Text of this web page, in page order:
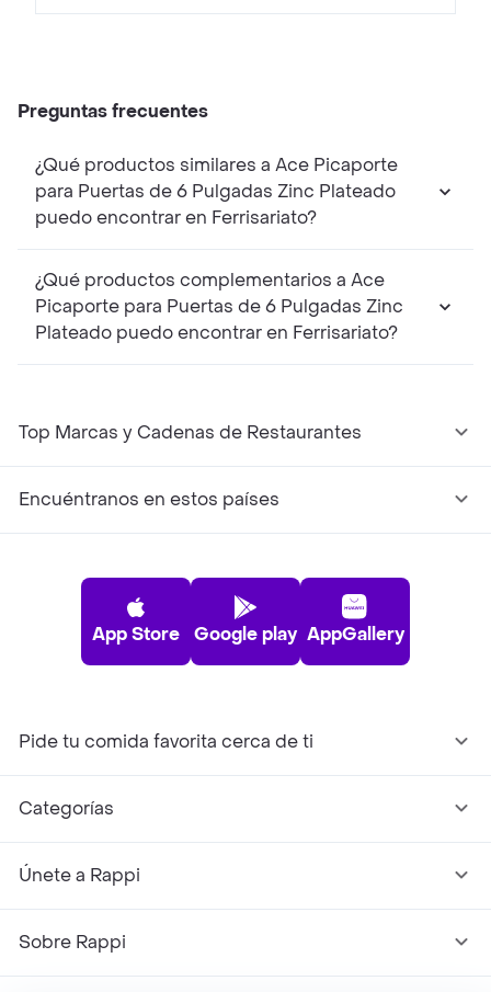
Preguntas frecuentes
¿Qué productos similares a Ace Picaporte
para Puertas de 6 Pulgadas Zinc Plateado
puedo encontrar en Ferrisariato?
¿Qué productos complementarios a Ace
Picaporte para Puertas de 6 Pulgadas Zinc
Plateado puedo encontrar en Ferrisariato?
Top Marcas y Cadenas de Restaurantes
Encuéntranos en estos países
App Store Google play AppGallery
Pide tu comida favorita cerca de ti
Categorías
Únete a Rappi
Sobre Rappi